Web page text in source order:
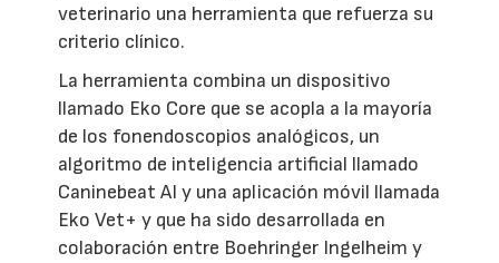
veterinario una herramienta que refuerza su
criterio clínico.
La herramienta combina un dispositivo
llamado Eko Core que se acopla a la mayoría
de los fonendoscopios analógicos, un
algoritmo de inteligencia artificial llamado
Caninebeat AI y una aplicación móvil llamada
Eko Vet+ y que ha sido desarrollada en
colaboración entre Boehringer Ingelheim y